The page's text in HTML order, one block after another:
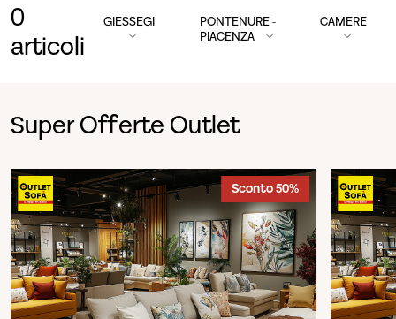
0
articoli
GIESSEGI
PONTENURE -
PIACENZA
CAMERE
Super Offerte Outlet
Sconto 50%